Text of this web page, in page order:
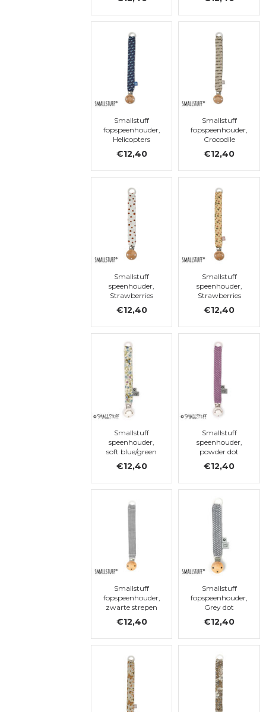
Smallstuff
fopspeenhouder,
Helicopters
€12,40
Smallstuff
fopspeenhouder,
Crocodile
€12,40
Smallstuff
speenhouder,
Strawberries
€12,40
Smallstuff
speenhouder,
Strawberries
€12,40
Smallstuff
speenhouder,
soft blue/green
€12,40
Smallstuff
speenhouder,
powder dot
€12,40
Smallstuff
fopspeenhouder,
zwarte strepen
€12,40
Smallstuff
fopspeenhouder,
Grey dot
€12,40